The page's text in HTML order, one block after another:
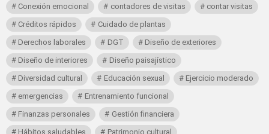
Conexión emocional
contadores de visitas
contar visitas
Créditos rápidos
Cuidado de plantas
Derechos laborales
DGT
Diseño de exteriores
Diseño de interiores
Diseño paisajístico
Diversidad cultural
Educación sexual
Ejercicio moderado
emergencias
Entrenamiento funcional
Finanzas personales
Gestión financiera
Hábitos saludables
Patrimonio cultural